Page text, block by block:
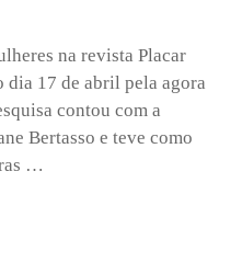
na revista Placar
17 de abril pela agora
contou com a
Bertasso e teve como
…